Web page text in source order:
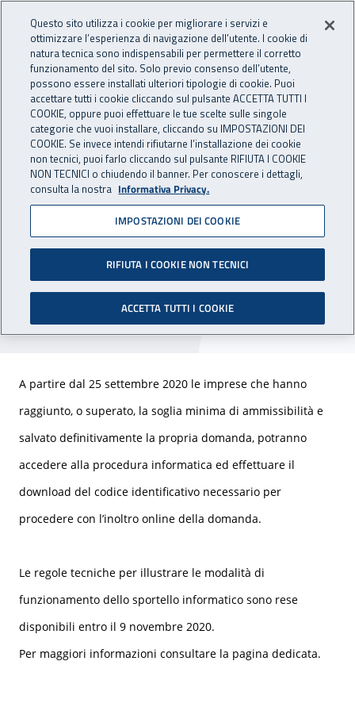
INAIL - Istituto Nazionale
Apri cerca
Navigazione principale
Navigazione - Ti trovi in:
Home Inail comunica Avvisi
Bando Isi Agricoltura 2019-
2020: Download del codice
identificativo
Dal 25 settembre 2020 le imprese possono
effettuare il download del codice identificativo
per l’inoltro telematico delle domande
A partire dal 25 settembre 2020 le imprese che hanno
raggiunto, o superato, la soglia minima di ammissibilità e
salvato definitivamente la propria domanda, potranno
accedere alla procedura informatica ed effettuare il
download del codice identificativo necessario per
procedere con l’inoltro online della domanda.
Le regole tecniche per illustrare le modalità di
funzionamento dello sportello informatico sono rese
disponibili entro il 9 novembre 2020.
Per maggiori informazioni consultare la pagina dedicata.
Questo sito utilizza i cookie per migliorare i servizi e
ottimizzare l’esperienza di navigazione dell’utente. I cookie di
natura tecnica sono indispensabili per permettere il corretto
funzionamento del sito. Solo previo consenso dell’utente,
possono essere installati ulteriori tipologie di cookie. Puoi
accettare tutti i cookie cliccando sul pulsante ACCETTA TUTTI I
COOKIE, oppure puoi effettuare le tue scelte sulle singole
categorie che vuoi installare, cliccando su IMPOSTAZIONI DEI
COOKIE. Se invece intendi rifiutarne l’installazione dei cookie
non tecnici, puoi farlo cliccando sul pulsante RIFIUTA I COOKIE
NON TECNICI o chiudendo il banner. Per conoscere i dettagli,
consulta la nostra Informativa Privacy.
IMPOSTAZIONI DEI COOKIE
RIFIUTA I COOKIE NON TECNICI
ACCETTA TUTTI I COOKIE